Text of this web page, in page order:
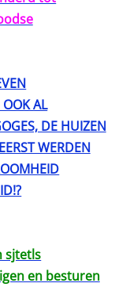
AL
DE HUIZEN
WERDEN
sjtetls
en besturen